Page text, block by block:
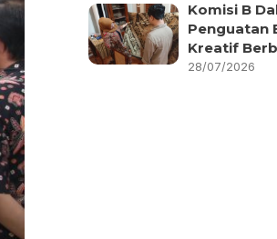
Komisi B
Penguatan
Kreatif
28/07/2026